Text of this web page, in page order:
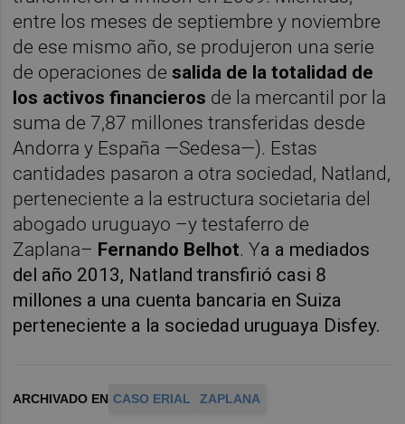
entre los meses de septiembre y noviembre
de ese mismo año, se produjeron una serie
de operaciones desalida de la totalidad de
los activos financieros de la mercantil por la
suma de 7,87 millones transferidas desde
Andorra y España —Sedesa—). Estas
cantidades pasaron a otra sociedad, Natland,
perteneciente a la estructura societaria del
abogado uruguayo –y testaferro de
Zaplana– Fernando Belhot. Ya a mediados
del año 2013, Natland transfirió casi 8
millones a una cuenta bancaria en Suiza
perteneciente a la sociedad uruguaya Disfey.
ARCHIVADO EN CASO ERIAL ZAPLANA